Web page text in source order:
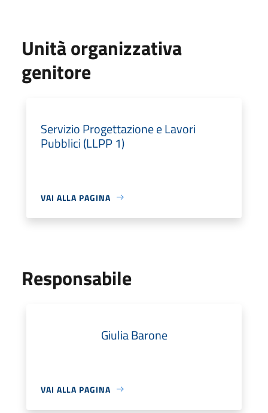
Unità organizzativa
genitore
Servizio Progettazione e Lavori
Pubblici (LLPP 1)
VAI ALLA PAGINA
Responsabile
Giulia Barone
VAI ALLA PAGINA